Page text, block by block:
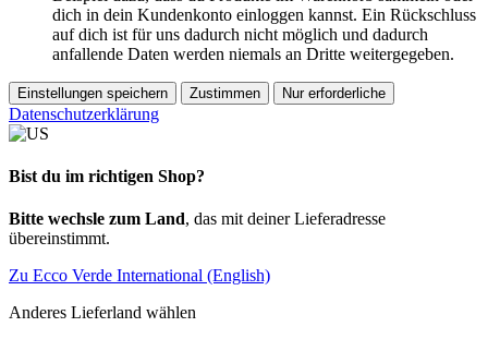
dich in dein Kundenkonto einloggen kannst. Ein Rückschluss
auf dich ist für uns dadurch nicht möglich und dadurch
anfallende Daten werden niemals an Dritte weitergegeben.
Einstellungen speichern Zustimmen Nur erforderliche
Datenschutzerklärung
Bist du im richtigen Shop?
Bitte wechsle zum Land, das mit deiner Lieferadresse
übereinstimmt.
Zu Ecco Verde International (English)
Anderes Lieferland wählen